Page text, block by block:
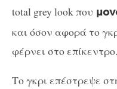
total grey look που
και όσον αφορά το
φέρνει στο επίκεντρο.
Το γκρι επέστρεψε